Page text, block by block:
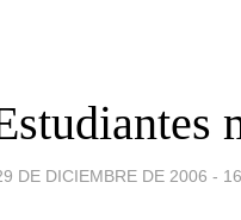
DE DICIEMBRE DE 2006 -